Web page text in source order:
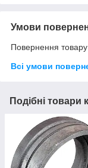
Умови
Повернення
Всі умови
Подібні товари